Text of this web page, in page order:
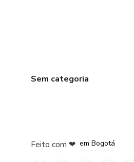
Sem categoria
Feito com ❤ em Bogotá